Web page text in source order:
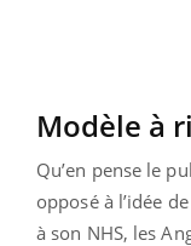
Modèle à
Qu’en pense le
opposé à l’idée
à son NHS, les